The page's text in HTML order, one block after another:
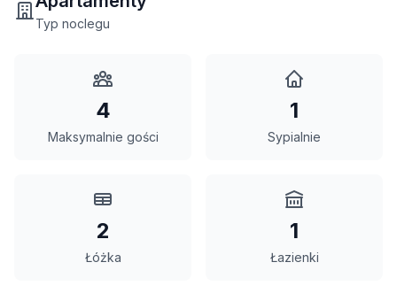
Typ noclegu
4
Maksymalnie gości
1
Sypialnie
2
Łóżka
1
Łazienki